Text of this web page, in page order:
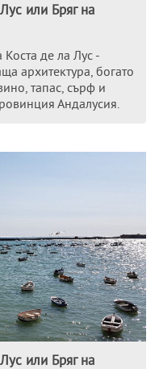
или Бряг на
де ла Лус -
архитектура, богато
тапас, сърф и
Андалусия.
или Бряг на